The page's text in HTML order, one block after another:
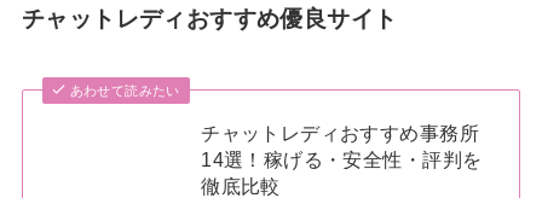
チャットレディおすすめ優良サイト
あわせて読みたい
チャットレディおすすめ事務所
14選！稼げる・安全性・評判を
徹底比較